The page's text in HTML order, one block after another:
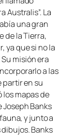
Australis”. La
una gran
de la Tierra,
ya que si no la
misión era
a las
partir en su
los mapas de
Banks
y junto a
Banks